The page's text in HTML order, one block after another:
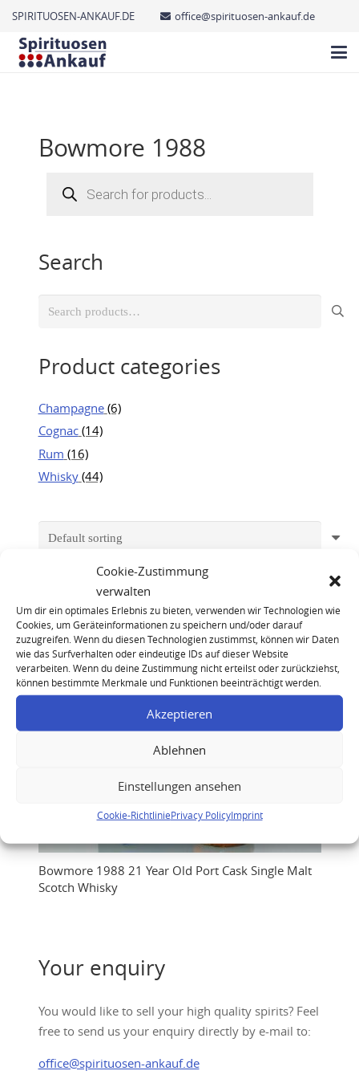
Cookie-Zustimmung
verwalten
Um dir ein optimales Erlebnis zu bieten, verwenden wir Technologien wie
Cookies, um Geräteinformationen zu speichern und/oder darauf
zuzugreifen. Wenn du diesen Technologien zustimmst, können wir Daten
wie das Surfverhalten oder eindeutige IDs auf dieser Website
verarbeiten. Wenn du deine Zustimmung nicht erteilst oder zurückziehst,
können bestimmte Merkmale und Funktionen beeinträchtigt werden.
Akzeptieren
Ablehnen
Einstellungen ansehen
Cookie-RichtliniePrivacy PolicyImprint
SPIRITUOSEN-ANKAUF.DE office@spirituosen-ankauf.de
Bowmore 1988
search
Search
Search
Product categories
Champagne (6)
Cognac (14)
Rum (16)
Whisky (44)
Bowmore 1988 21 Year Old Port Cask Single Malt
Scotch Whisky
Your enquiry
You would like to sell your high quality spirits? Feel
free to send us your enquiry directly by e-mail to:
office@spirituosen-ankauf.de